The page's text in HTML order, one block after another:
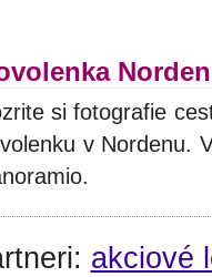
Norden
si fotografie
v Nordenu.
akciové